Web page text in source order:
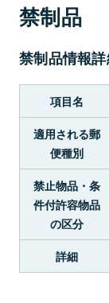
禁制品
禁制品情報
項目名
適用される郵
便種別
禁止物品・条
件付許容物品
の区分
詳細